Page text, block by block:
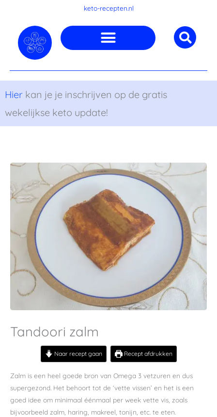
inhoud
keto-recepten.nl
Hier kan je je inschrijven op de gratis
wekelijkse keto update!
Tandoori zalm
Naar recept gaan Recept afdrukken
Zalm is een heel goede bron van Omega 3 vetzuren en dus
supergezond. Het behoort tot de ‘vette vissen’ en het is een
goed idee om minimaal éénmaal per week vette vis, zoals
bijvoorbeeld zalm, haring, makreel, tonijn, etc. te eten.